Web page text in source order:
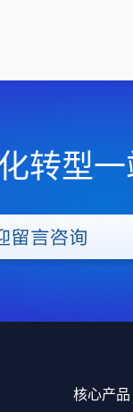
转型
核心产品